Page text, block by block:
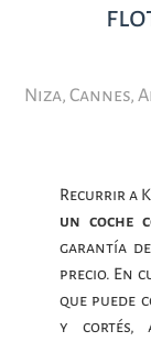
Niza, Cannes,
Recurrir a
un coche
garantía
precio. En
que puede
y cortés,